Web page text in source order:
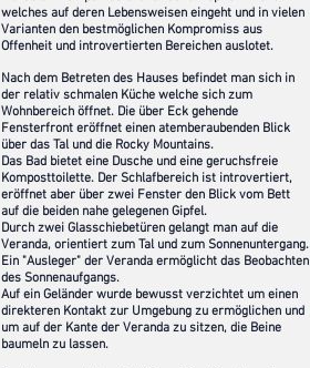
welches auf deren Lebensweisen eingeht und in vielen
Varianten den bestmöglichen Kompromiss aus
Offenheit und introvertierten Bereichen auslotet.
Nach dem Betreten des Hauses befindet man sich in
der relativ schmalen Küche welche sich zum
Wohnbereich öffnet. Die über Eck gehende
Fensterfront eröffnet einen atemberaubenden Blick
über das Tal und die Rocky Mountains.
Das Bad bietet eine Dusche und eine geruchsfreie
Komposttoilette. Der Schlafbereich ist introvertiert,
eröffnet aber über zwei Fenster den Blick vom Bett
auf die beiden nahe gelegenen Gipfel.
Durch zwei Glasschiebetüren gelangt man auf die
Veranda, orientiert zum Tal und zum Sonnenuntergang.
Ein "Ausleger" der Veranda ermöglicht das Beobachten
des Sonnenaufgangs.
Auf ein Geländer wurde bewusst verzichtet um einen
direkteren Kontakt zur Umgebung zu ermöglichen und
um auf der Kante der Veranda zu sitzen, die Beine
baumeln zu lassen.